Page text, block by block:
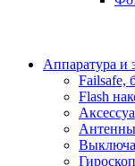
Аппаратура и
Failsafe,
Flash
Антенны